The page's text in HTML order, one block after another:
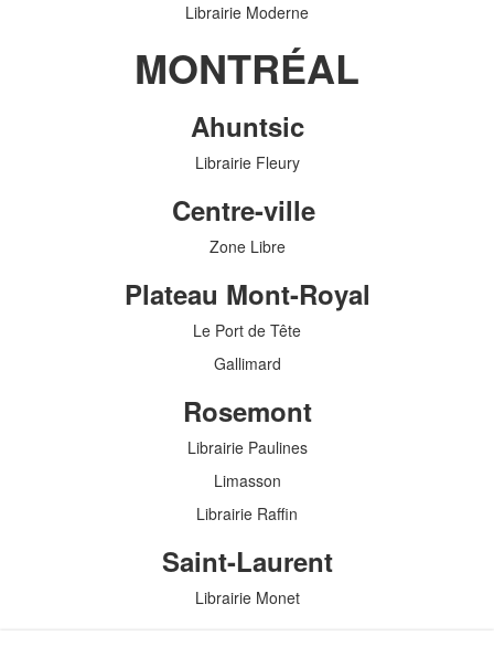
Librairie Moderne
MONTRÉAL
Ahuntsic
Librairie Fleury
Centre-ville
Zone Libre
Plateau Mont-Royal
Le Port de Tête
Gallimard
Rosemont
Librairie Paulines
Limasson
Librairie Raffin
Saint-Laurent
Librairie Monet